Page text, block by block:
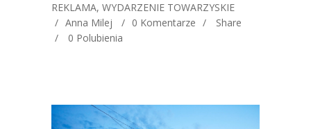
REKLAMA, WYDARZENIE TOWARZYSKIE
Anna Milej
0 Komentarze
Share
0 Polubienia